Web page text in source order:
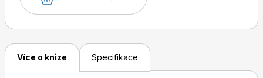
Burda Best of
Více o knize Specifikace